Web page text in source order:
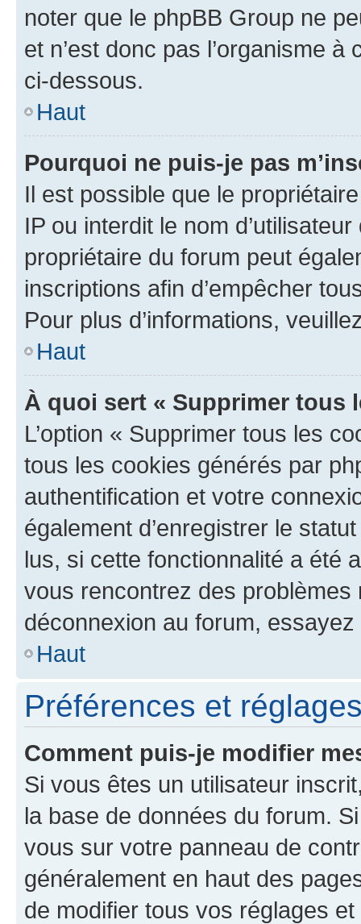
noter que le phpBB Group ne
et n’est donc pas l’organisme
ci-dessous.
Haut
Pourquoi ne puis-je pas
Il est possible que le
IP ou interdit le nom
propriétaire du forum peut
inscriptions afin d’empêcher
Pour plus d’informations,
Haut
À quoi sert « Supprimer tous
L’option « Supprimer tous les
tous les cookies générés par
authentification et votre
également d’enregistrer le
lus, si cette fonctionnalité a été
vous rencontrez des
déconnexion au forum,
Haut
Préférences et
Comment puis-je modifier
Si vous êtes un utilisateur
la base de données du forum.
vous sur votre panneau de
généralement en haut des
de modifier tous vos réglages